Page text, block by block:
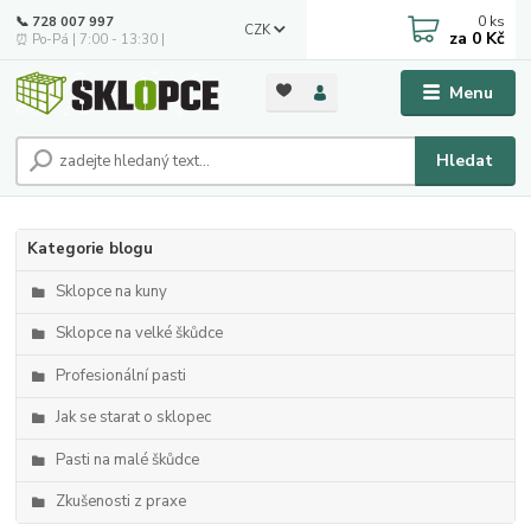
Menu
CZK
Hledat
📞 728 007 997
⏰ Po-Pá | 7:00 - 13:30 |
0 ks
za 0 Kč
Kategorie blogu
Sklopce na kuny
Sklopce na velké škůdce
Profesionální pasti
Jak se starat o sklopec
Pasti na malé škůdce
Zkušenosti z praxe